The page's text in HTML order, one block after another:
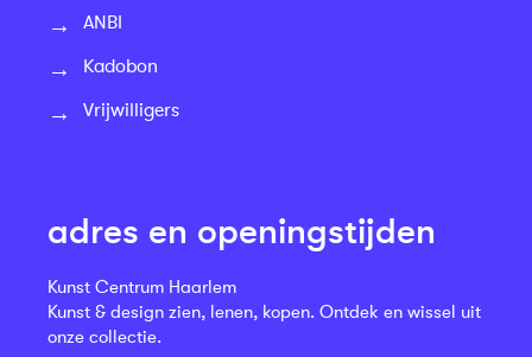
ANBI
Kadobon
Vrijwilligers
adres en openingstijden
Kunst Centrum Haarlem
Kunst & design zien, lenen, kopen. Ontdek en wissel uit
onze collectie.